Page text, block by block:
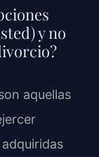
y no
aquellas